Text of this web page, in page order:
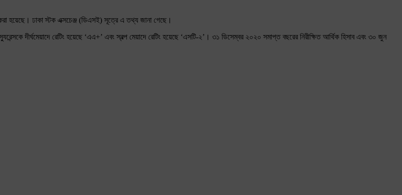
হয়েছে। ঢাকা স্টক এক্সচেঞ্জ (ডিএসই) সূত্রে এ তথ্য জানা গেছে।
দীর্ঘমেয়াদে রেটিং হয়েছে ‘এএ+’ এবং স্বল্প মেয়াদে রেটিং হয়েছে ‘এসটি-২’। ৩১ ডিসেম্বর ২০২০ সমাপ্ত বছরের নিরীক্ষিত আর্থিক হিসাব এবং ৩০ জুন